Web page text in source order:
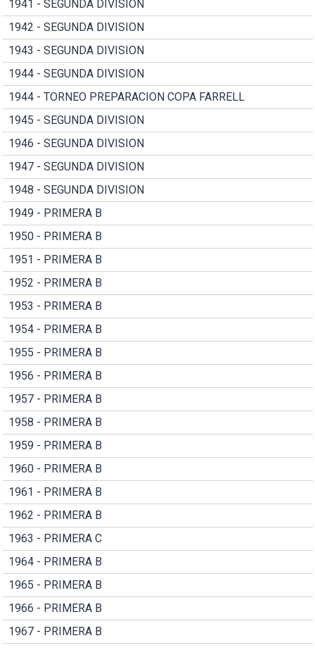
1941 - SEGUNDA DIVISION
1942 - SEGUNDA DIVISION
1943 - SEGUNDA DIVISION
1944 - SEGUNDA DIVISION
1944 - TORNEO PREPARACION COPA FARRELL
1945 - SEGUNDA DIVISION
1946 - SEGUNDA DIVISION
1947 - SEGUNDA DIVISION
1948 - SEGUNDA DIVISION
1949 - PRIMERA B
1950 - PRIMERA B
1951 - PRIMERA B
1952 - PRIMERA B
1953 - PRIMERA B
1954 - PRIMERA B
1955 - PRIMERA B
1956 - PRIMERA B
1957 - PRIMERA B
1958 - PRIMERA B
1959 - PRIMERA B
1960 - PRIMERA B
1961 - PRIMERA B
1962 - PRIMERA B
1963 - PRIMERA C
1964 - PRIMERA B
1965 - PRIMERA B
1966 - PRIMERA B
1967 - PRIMERA B